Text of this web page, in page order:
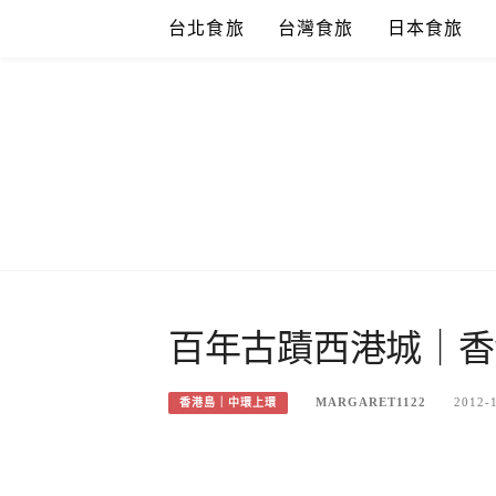
台北食旅 台灣食旅 日本食旅
百年古蹟西港城｜
香港島｜中環上環 MARGARET1122 2012-